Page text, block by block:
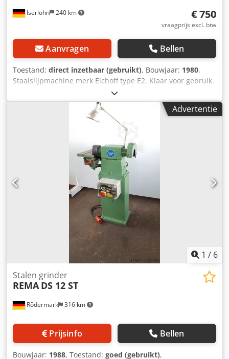
Iserlohn 240 km € 750
vraagprijs excl. btw
Aanvragen Bellen
Toestand: direct inzetbaar (gebruikt), Bouwjaar: 1980,
Staalslijpmachine merk Eichoff type E2. Klaar voor gebruik.
Advertentie
1 / 6
Rödermark 316 km
Stalen grinder
REMA DS 12 ST
Prijsinfo Bellen
Bouwjaar: 1988, Toestand: goed (gebruikt),